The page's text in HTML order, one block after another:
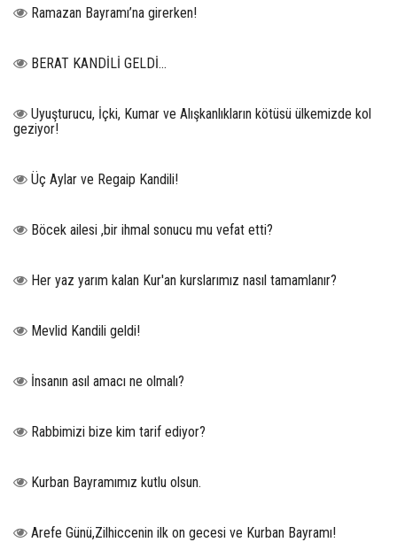
Ramazan Bayramı’na girerken!
BERAT KANDİLİ GELDİ...
Uyuşturucu, İçki, Kumar ve Alışkanlıkların kötüsü ülkemizde kol
geziyor!
Üç Aylar ve Regaip Kandili!
Böcek ailesi ,bir ihmal sonucu mu vefat etti?
Her yaz yarım kalan Kur'an kurslarımız nasıl tamamlanır?
Mevlid Kandili geldi!
İnsanın asıl amacı ne olmalı?
Rabbimizi bize kim tarif ediyor?
Kurban Bayramımız kutlu olsun.
Arefe Günü,Zilhiccenin ilk on gecesi ve Kurban Bayramı!